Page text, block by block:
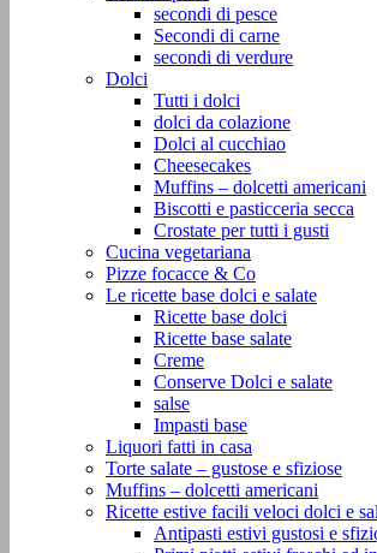
secondi di pesce
Secondi di carne
secondi di verdure
Dolci
Tutti i dolci
dolci da colazione
Dolci al cucchiao
Cheesecakes
Muffins – dolcetti americani
Biscotti e pasticceria secca
Crostate per tutti i gusti
Cucina vegetariana
Pizze focacce & Co
Le ricette base dolci e salate
Ricette base dolci
Ricette base salate
Creme
Conserve Dolci e salate
salse
Impasti base
Liquori fatti in casa
Torte salate – gustose e sfiziose
Muffins – dolcetti americani
Ricette estive facili veloci dolci e
Antipasti estivi gustosi e